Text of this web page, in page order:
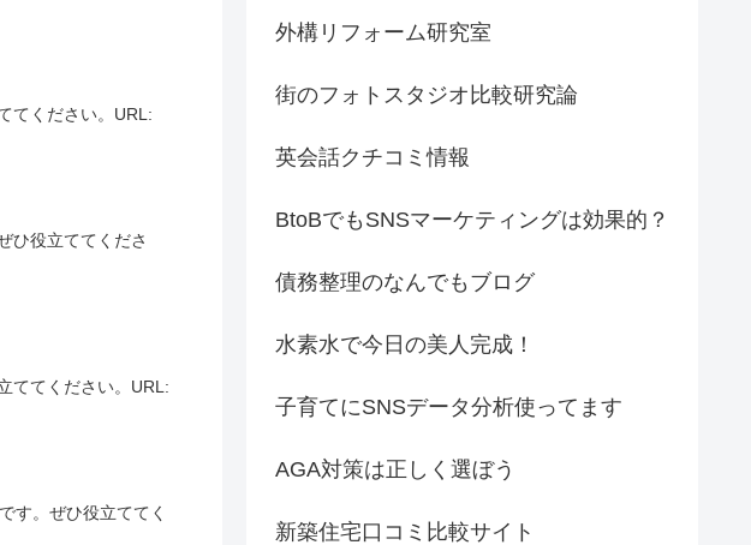
てください。URL:
ひ役立ててくださ
ててください。URL:
す。ぜひ役立ててく
外構リフォーム研究室
街のフォトスタジオ比較研究論
英会話クチコミ情報
BtoBでもSNSマーケティングは効果的？
債務整理のなんでもブログ
水素水で今日の美人完成！
子育てにSNSデータ分析使ってます
AGA対策は正しく選ぼう
新築住宅口コミ比較サイト